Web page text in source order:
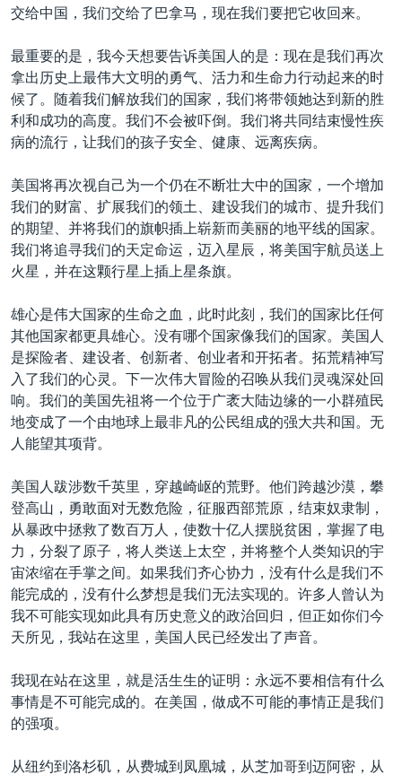
交给中国，我们交给了巴拿马，现在我们要把它收回来。
最重要的是，我今天想要告诉美国人的是：现在是我们再次
拿出历史上最伟大文明的勇气、活力和生命力行动起来的时
候了。随着我们解放我们的国家，我们将带领她达到新的胜
利和成功的高度。我们不会被吓倒。我们将共同结束慢性疾
病的流行，让我们的孩子安全、健康、远离疾病。
美国将再次视自己为一个仍在不断壮大中的国家，一个增加
我们的财富、扩展我们的领土、建设我们的城市、提升我们
的期望、并将我们的旗帜插上崭新而美丽的地平线的国家。
我们将追寻我们的天定命运，迈入星辰，将美国宇航员送上
火星，并在这颗行星上插上星条旗。
雄心是伟大国家的生命之血，此时此刻，我们的国家比任何
其他国家都更具雄心。没有哪个国家像我们的国家。美国人
是探险者、建设者、创新者、创业者和开拓者。拓荒精神写
入了我们的心灵。下一次伟大冒险的召唤从我们灵魂深处回
响。我们的美国先祖将一个位于广袤大陆边缘的一小群殖民
地变成了一个由地球上最非凡的公民组成的强大共和国。无
人能望其项背。
美国人跋涉数千英里，穿越崎岖的荒野。他们跨越沙漠，攀
登高山，勇敢面对无数危险，征服西部荒原，结束奴隶制，
从暴政中拯救了数百万人，使数十亿人摆脱贫困，掌握了电
力，分裂了原子，将人类送上太空，并将整个人类知识的宇
宙浓缩在手掌之间。如果我们齐心协力，没有什么是我们不
能完成的，没有什么梦想是我们无法实现的。许多人曾认为
我不可能实现如此具有历史意义的政治回归，但正如你们今
天所见，我站在这里，美国人民已经发出了声音。
我现在站在这里，就是活生生的证明：永远不要相信有什么
事情是不可能完成的。在美国，做成不可能的事情正是我们
的强项。
从纽约到洛杉矶，从费城到凤凰城，从芝加哥到迈阿密，从